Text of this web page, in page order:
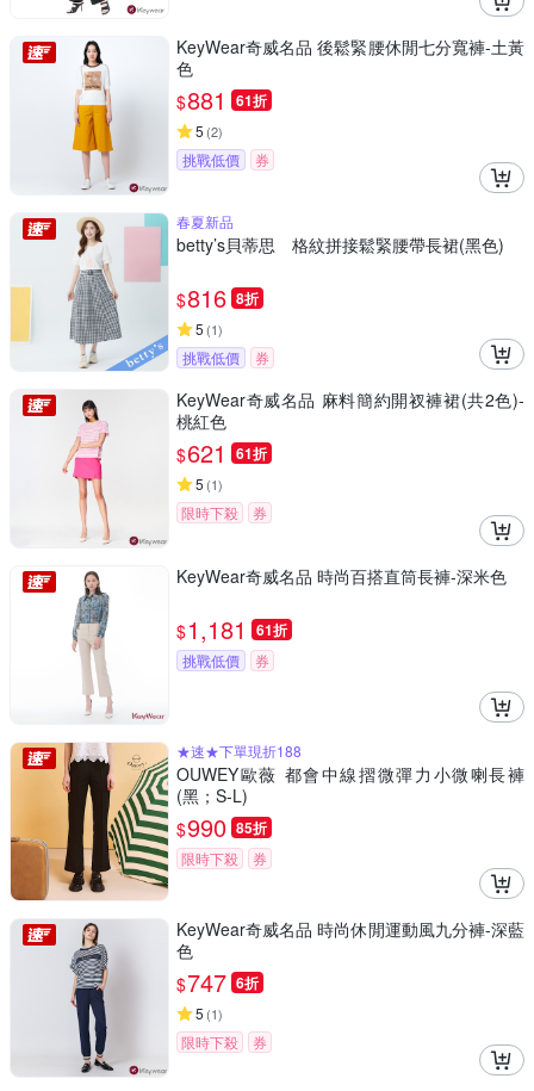
KeyWear奇威名品 後鬆緊腰休閒七分寬褲-土黃
色
$881 61折
5 (2)
挑戰低價 券
春夏新品
betty’s貝蒂思 格紋拼接鬆緊腰帶長裙(黑色)
$816 8折
5 (1)
挑戰低價 券
KeyWear奇威名品 麻料簡約開衩褲裙(共2色)-
桃紅色
$621 61折
5 (1)
限時下殺 券
KeyWear奇威名品 時尚百搭直筒長褲-深米色
$1,181 61折
挑戰低價 券
★速★下單現折188
OUWEY歐薇 都會中線摺微彈力小微喇長褲
(黑；S-L)
$990 85折
限時下殺 券
KeyWear奇威名品 時尚休閒運動風九分褲-深藍
色
$747 6折
5 (1)
限時下殺 券